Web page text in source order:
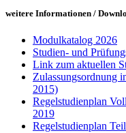
weitere Informationen /
Modulkatalog 2026
Studien- und
Link zum aktuellen
Zulassungsordnung
2015)
Regelstudienplan
2019
Regelstudienplan